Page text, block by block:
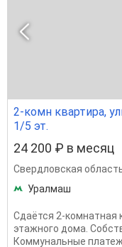
2-комн квартира,
1/5 эт.
24 200 ₽ в месяц
Свердловская
Уралмаш
Сдаётся 2-комнатная
этажного дома.
Коммунальные